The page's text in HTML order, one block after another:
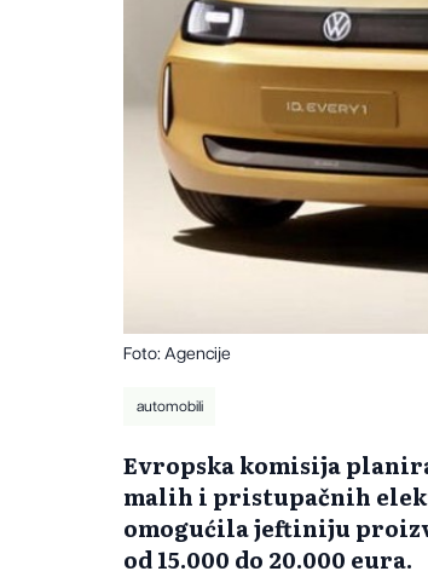
Foto: Agencije
automobili
Evropska komisija
malih i pristupačnih
omogućila jeftiniju
od 15.000 do 20.000 eura.